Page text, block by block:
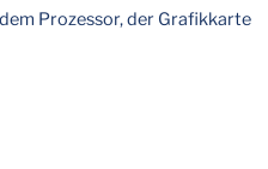
Prozessor, der Grafikkarte